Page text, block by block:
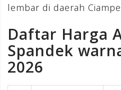
lembar di daerah
Daftar Harga
Spandek
2026